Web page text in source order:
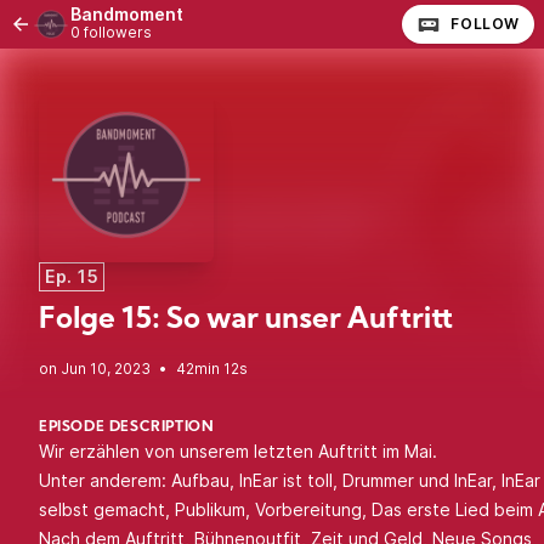
Bandmoment
0 followers FOLLOW
Ep. 15
Folge 15: So war unser Auftritt
• 42min 12s
EPISODE DESCRIPTION
Wir erzählen von unserem letzten Auftritt im Mai.
Unter anderem: Aufbau, InEar ist toll, Drummer und InEar,
selbst gemacht, Publikum, Vorbereitung, Das erste Lied beim
Nach dem Auftritt, Bühnenoutfit, Zeit und Geld, Neue Songs